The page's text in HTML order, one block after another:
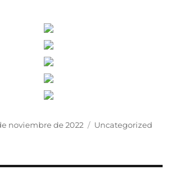
noviembre de 2022 Categorías
Uncategorized